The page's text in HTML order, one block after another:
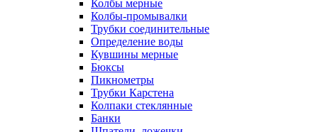
Колбы мерные
Колбы-промывалки
Трубки соединительные
Определение воды
Кувшины мерные
Бюксы
Пикнометры
Трубки Карстена
Колпаки стеклянные
Банки